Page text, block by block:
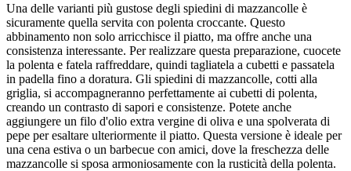
Una delle varianti più gustose degli spiedini di mazzancolle è
sicuramente quella servita con polenta croccante. Questo
abbinamento non solo arricchisce il piatto, ma offre anche una
consistenza interessante. Per realizzare questa preparazione, cuocete
la polenta e fatela raffreddare, quindi tagliatela a cubetti e passatela
in padella fino a doratura. Gli spiedini di mazzancolle, cotti alla
griglia, si accompagneranno perfettamente ai cubetti di polenta,
creando un contrasto di sapori e consistenze. Potete anche
aggiungere un filo d'olio extra vergine di oliva e una spolverata di
pepe per esaltare ulteriormente il piatto. Questa versione è ideale per
una cena estiva o un barbecue con amici, dove la freschezza delle
mazzancolle si sposa armoniosamente con la rusticità della polenta.